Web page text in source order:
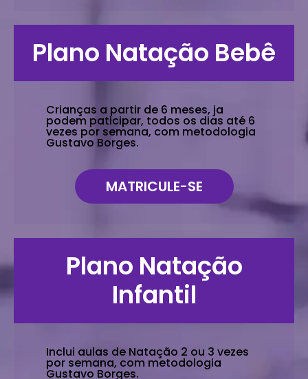
Plano Natação Bebê
Crianças a partir de 6 meses, ja
podem paticipar, todos os dias até 6
vezes por semana, com metodologia
Gustavo Borges.
MATRICULE-SE
Plano Natação
Infantil
Inclui aulas de Natação 2 ou 3 vezes
por semana, com metodologia
Gustavo Borges.